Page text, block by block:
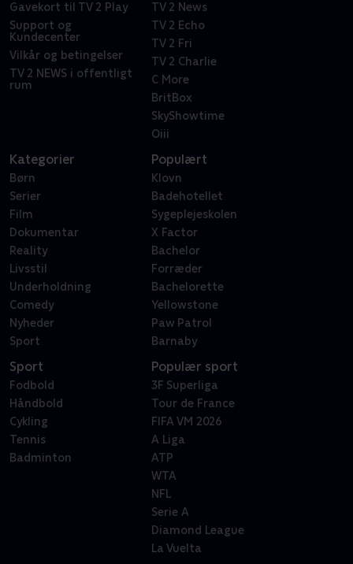
Gavekort til TV 2 Play
Support og
Kundecenter
Vilkår og betingelser
TV 2 NEWS i offentligt
rum
TV 2 News
TV 2 Echo
TV 2 Fri
TV 2 Charlie
C More
BritBox
SkyShowtime
Oiii
Kategorier
Børn
Serier
Film
Dokumentar
Reality
Livsstil
Underholdning
Comedy
Nyheder
Sport
Populært
Klovn
Badehotellet
Sygeplejeskolen
X Factor
Bachelor
Forræder
Bachelorette
Yellowstone
Paw Patrol
Barnaby
Sport
Fodbold
Håndbold
Cykling
Tennis
Badminton
Populær sport
3F Superliga
Tour de France
FIFA VM 2026
A Liga
ATP
WTA
NFL
Serie A
Diamond League
La Vuelta